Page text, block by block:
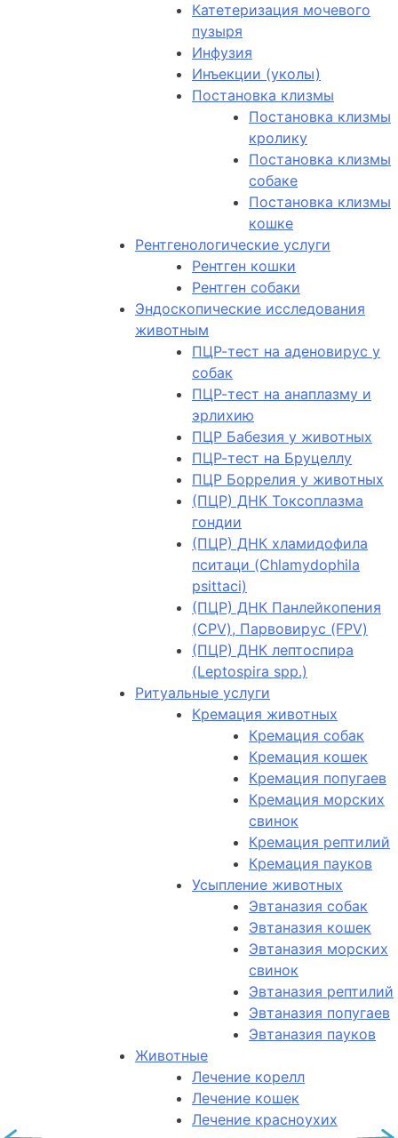
Катетеризация мочевого
пузыря
Инфузия
Инъекции (уколы)
Постановка клизмы
Постановка клизмы
кролику
Постановка клизмы
собаке
Постановка клизмы
кошке
Рентгенологические услуги
Рентген кошки
Рентген собаки
Эндоскопические исследования
животным
ПЦР-тест на аденовирус у
собак
ПЦР-тест на анаплазму и
эрлихию
ПЦР Бабезия у животных
ПЦР-тест на Бруцеллу
ПЦР Боррелия у животных
(ПЦР) ДНК Токсоплазма
гондии
(ПЦР) ДНК хламидофила
пситаци (Chlamydophila
psittaci)
(ПЦР) ДНК Панлейкопения
(CPV), Парвовирус (FPV)
(ПЦР) ДНК лептоспира
(Leptospira spp.)
Ритуальные услуги
Кремация животных
Кремация собак
Кремация кошек
Кремация попугаев
Кремация морских
свинок
Кремация рептилий
Кремация пауков
Усыпление животных
Эвтаназия собак
Эвтаназия кошек
Эвтаназия морских
свинок
Эвтаназия рептилий
Эвтаназия попугаев
Эвтаназия пауков
Животные
Лечение корелл
Лечение кошек
Лечение красноухих